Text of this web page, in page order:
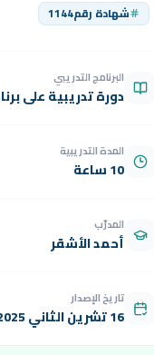
شهادة رقم1144
البرنامج التدريبي
دورة تدريبية على
المدة التدريبية
10 ساعة
المدرّب
أحمد الأشقر
تاريخ الإصدار
16 تشرين الثاني 2025